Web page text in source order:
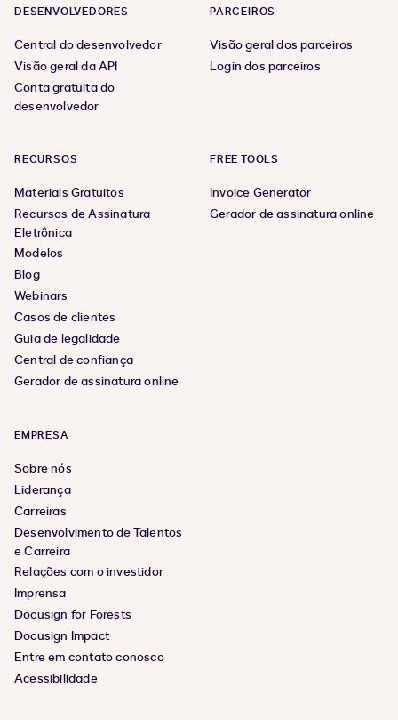
DESENVOLVEDORES
Central do desenvolvedor
Visão geral da API
Conta gratuita do
desenvolvedor
PARCEIROS
Visão geral dos parceiros
Login dos parceiros
RECURSOS
Materiais Gratuitos
Recursos de Assinatura
Eletrônica
Modelos
Blog
Webinars
Casos de clientes
Guia de legalidade
Central de confiança
Gerador de assinatura online
FREE TOOLS
Invoice Generator
Gerador de assinatura online
EMPRESA
Sobre nós
Liderança
Carreiras
Desenvolvimento de Talentos
e Carreira
Relações com o investidor
Imprensa
Docusign for Forests
Docusign Impact
Entre em contato conosco
Acessibilidade